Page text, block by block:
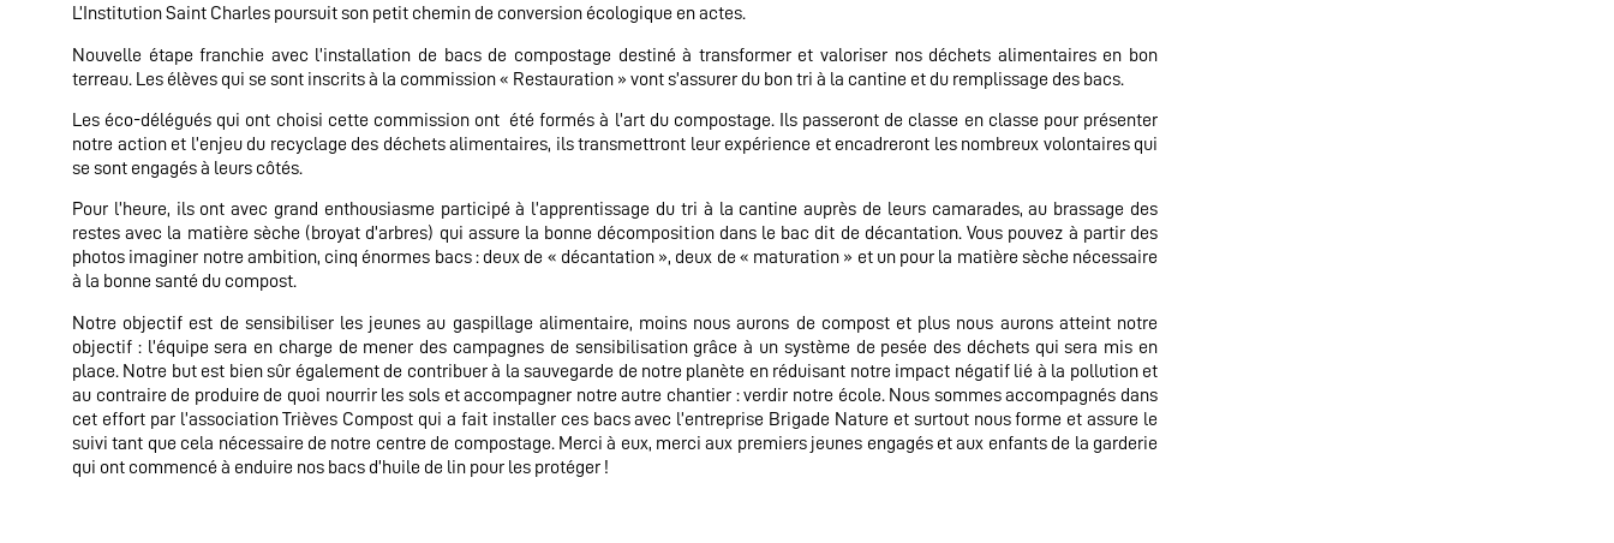
L’Institution Saint Charles poursuit son petit chemin de conversion écologique en actes.
Nouvelle étape franchie avec l’installation de bacs de compostage destiné à transformer et valoriser nos déchets alimentaires en bon
terreau. Les élèves qui se sont inscrits à la commission « Restauration » vont s’assurer du bon tri à la cantine et du remplissage des bacs.
Les éco-délégués qui ont choisi cette commission ont été formés à l’art du compostage. Ils passeront de classe en classe pour présenter
notre action et l’enjeu du recyclage des déchets alimentaires, ils transmettront leur expérience et encadreront les nombreux volontaires qui
se sont engagés à leurs côtés.
Pour l’heure, ils ont avec grand enthousiasme participé à l’apprentissage du tri à la cantine auprès de leurs camarades, au brassage des
restes avec la matière sèche (broyat d’arbres) qui assure la bonne décomposition dans le bac dit de décantation. Vous pouvez à partir des
photos imaginer notre ambition, cinq énormes bacs : deux de « décantation », deux de « maturation » et un pour la matière sèche nécessaire
à la bonne santé du compost.
Notre objectif est de sensibiliser les jeunes au gaspillage alimentaire, moins nous aurons de compost et plus nous aurons atteint notre
objectif : l’équipe sera en charge de mener des campagnes de sensibilisation grâce à un système de pesée des déchets qui sera mis en
place. Notre but est bien sûr également de contribuer à la sauvegarde de notre planète en réduisant notre impact négatif lié à la pollution et
au contraire de produire de quoi nourrir les sols et accompagner notre autre chantier : verdir notre école. Nous sommes accompagnés dans
cet effort par l’association Trièves Compost qui a fait installer ces bacs avec l’entreprise Brigade Nature et surtout nous forme et assure le
suivi tant que cela nécessaire de notre centre de compostage. Merci à eux, merci aux premiers jeunes engagés et aux enfants de la garderie
qui ont commencé à enduire nos bacs d’huile de lin pour les protéger !